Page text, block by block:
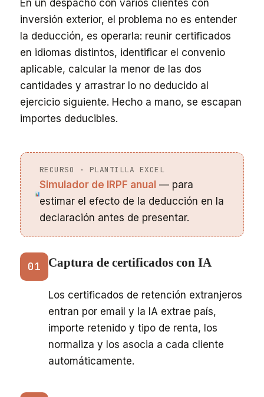
En un despacho con varios clientes con
inversión exterior, el problema no es entender
la deducción, es operarla: reunir certificados
en idiomas distintos, identificar el convenio
aplicable, calcular la menor de las dos
cantidades y arrastrar lo no deducido al
ejercicio siguiente. Hecho a mano, se escapan
importes deducibles.
RECURSO · PLANTILLA EXCEL
Simulador de IRPF anual — para
estimar el efecto de la deducción en la
declaración antes de presentar.
01 Captura de certificados con IA
Los certificados de retención extranjeros
entran por email y la IA extrae país,
importe retenido y tipo de renta, los
normaliza y los asocia a cada cliente
automáticamente.